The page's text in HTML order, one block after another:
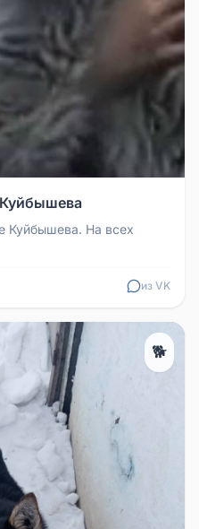
Куйбышева. На всех
из VK
🐕